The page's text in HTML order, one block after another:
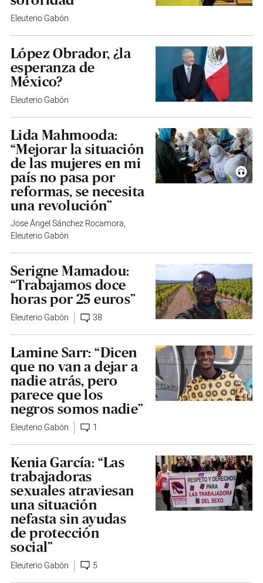
Eleuterio Gabón
López Obrador, ¿la
esperanza de
México?
Eleuterio Gabón
Lida Mahmooda:
“Mejorar la situación
de las mujeres en mi
país no pasa por
reformas, se necesita
una revolución”
Jose Ángel Sánchez Rocamora,
Eleuterio Gabón
Serigne Mamadou:
“Trabajamos doce
horas por 25 euros”
Eleuterio Gabón 38
Lamine Sarr: “Dicen
que no van a dejar a
nadie atrás, pero
parece que los
negros somos nadie”
Eleuterio Gabón 1
Kenia García: “Las
trabajadoras
sexuales atraviesan
una situación
nefasta sin ayudas
de protección
social”
Eleuterio Gabón 5